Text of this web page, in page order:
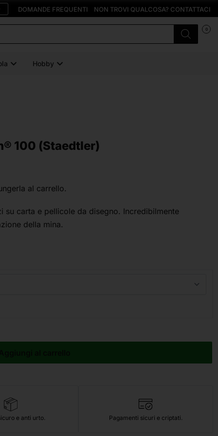
DOMANDE FREQUENTI NON TROVI QUALCOSA? CONTATTACI
0
Hobby
100 (Staedtler)
al carrello.
su carta e pellicole da disegno. Incredibilmente
della mina.
e anti urto. Pagamenti sicuri e criptati.